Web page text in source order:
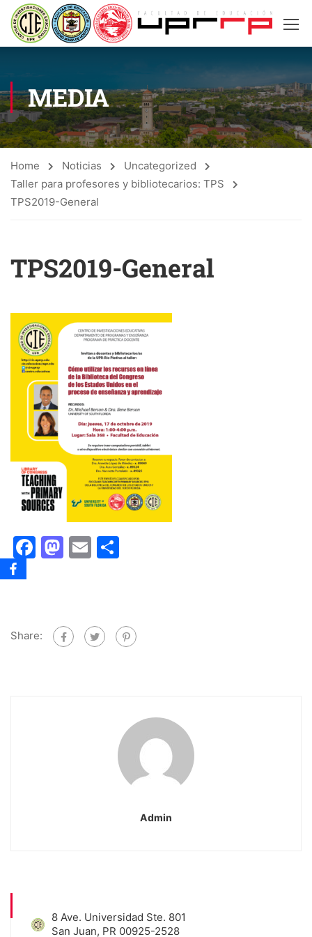
MEDIA
Home Noticias
Uncategorized
Taller para profesores y bibliotecarios: TPS
TPS2019-General
TPS2019-General
Facebook
Mastodon
Email
Share:
Admin
8 Ave. Universidad Ste. 801
San Juan, PR 00925-2528